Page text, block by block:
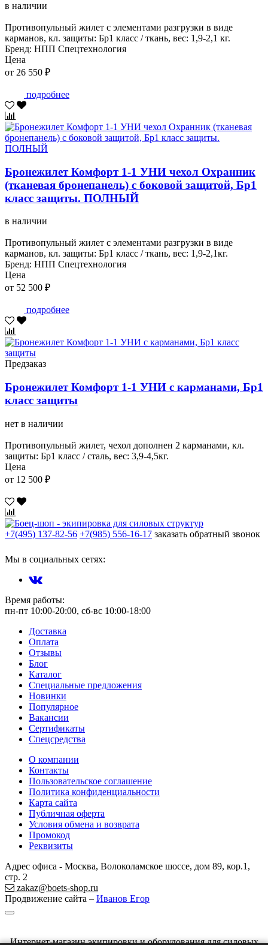
в наличии
Противопульный жилет с элементами разгрузки в виде
карманов, кл. защиты: Бр1 класс / ткань, вес: 1,9-2,1 кг.
Бренд: НПП Спецтехнология
Цена
от 26 550 ₽
подробнее
Бронежилет Комфорт 1-1 УНИ чехол Охранник
(тканевая бронепанель) с боковой защитой, Бр1
класс защиты. ПОЛНЫЙ
в наличии
Противопульный жилет с элементами разгрузки в виде
карманов, кл. защиты: Бр1 класс / ткань, вес: 1,9-2,1кг.
Бренд: НПП Спецтехнология
Цена
от 52 500 ₽
подробнее
Предзаказ
Бронежилет Комфорт 1-1 УНИ с карманами, Бр1
класс защиты
нет в наличии
Противопульный жилет, чехол дополнен 2 карманами, кл.
защиты: Бр1 класс / сталь, вес: 3,9-4,5кг.
Цена
от 12 500 ₽
+7(495) 137-82-56 +7(985) 556-16-17 заказать обратный звонок
Мы в социальных сетях:
Время работы:
пн-пт 10:00-20:00, сб-вс 10:00-18:00
Доставка
Оплата
Отзывы
Блог
Каталог
Специальные предложения
Новинки
Популярное
Вакансии
Сертификаты
Спецсредства
О компании
Контакты
Пользовательское соглашение
Политика конфиденциальности
Карта сайта
Публичная оферта
Условия обмена и возврата
Промокод
Реквизиты
Адрес офиса - Москва, Волоколамское шоссе, дом 89, кор.1,
стр. 2
zakaz@boets-shop.ru
Продвижение сайта – Иванов Егор
Интернет-магазин экипировки и оборудования для силовых